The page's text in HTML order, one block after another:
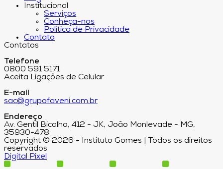
Institucional
Serviços
Conheça-nos
Política de Privacidade
Contato
Contatos
Telefone
0800 591 5171
Aceita Ligações de Celular
E-mail
sac@grupofaveni.com.br
Endereço
Av. Gentil Bicalho, 412 - JK, João Monlevade - MG,
35930-478
Copyright © 2026 - Instituto Gomes | Todos os direitos
reservados
Digital Pixel